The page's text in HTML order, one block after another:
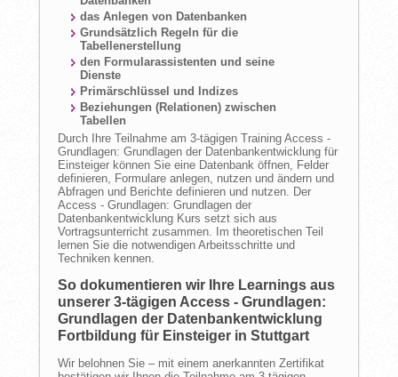
das Anlegen von Datenbanken
Grundsätzlich Regeln für die
Tabellenerstellung
den Formularassistenten und seine
Dienste
Primärschlüssel und Indizes
Beziehungen (Relationen) zwischen
Tabellen
Durch Ihre Teilnahme am 3-tägigen Training Access -
Grundlagen: Grundlagen der Datenbankentwicklung für
Einsteiger können Sie eine Datenbank öffnen, Felder
definieren, Formulare anlegen, nutzen und ändern und
Abfragen und Berichte definieren und nutzen. Der
Access - Grundlagen: Grundlagen der
Datenbankentwicklung Kurs setzt sich aus
Vortragsunterricht zusammen. Im theoretischen Teil
lernen Sie die notwendigen Arbeitsschritte und
Techniken kennen.
So dokumentieren wir Ihre Learnings aus
unserer 3-tägigen Access - Grundlagen:
Grundlagen der Datenbankentwicklung
Fortbildung für Einsteiger in Stuttgart
Wir belohnen Sie – mit einem anerkannten Zertifikat